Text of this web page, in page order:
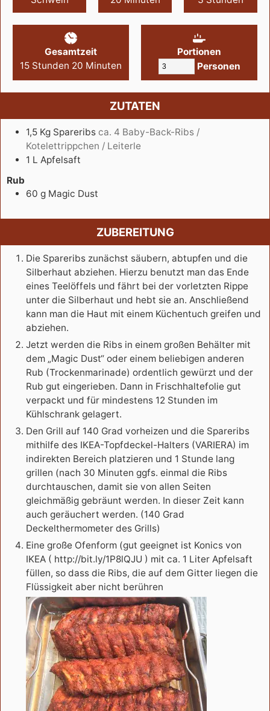
Gesamtzeit
15 Stunden 20 Minuten
Portionen
Personen
ZUTATEN
1,5 Kg Spareribs ca. 4 Baby-Back-Ribs /
Kotelettrippchen / Leiterle
1 L Apfelsaft
Rub
60 g Magic Dust
ZUBEREITUNG
Die Spareribs zunächst säubern, abtupfen und die
Silberhaut abziehen. Hierzu benutzt man das Ende
eines Teelöffels und fährt bei der vorletzten Rippe
unter die Silberhaut und hebt sie an. Anschließend
kann man die Haut mit einem Küchentuch greifen und
abziehen.
Jetzt werden die Ribs in einem großen Behälter mit
dem „Magic Dust“ oder einem beliebigen anderen
Rub (Trockenmarinade) ordentlich gewürzt und der
Rub gut eingerieben. Dann in Frischhaltefolie gut
verpackt und für mindestens 12 Stunden im
Kühlschrank gelagert.
Den Grill auf 140 Grad vorheizen und die Spareribs
mithilfe des IKEA-Topfdeckel-Halters (VARIERA) im
indirekten Bereich platzieren und 1 Stunde lang
grillen (nach 30 Minuten ggfs. einmal die Ribs
durchtauschen, damit sie von allen Seiten
gleichmäßig gebräunt werden. In dieser Zeit kann
auch geräuchert werden. (140 Grad
Deckelthermometer des Grills)
Eine große Ofenform (gut geeignet ist Konics von
IKEA ( http://bit.ly/1P8lQJU ) mit ca. 1 Liter Apfelsaft
füllen, so dass die Ribs, die auf dem Gitter liegen die
Flüssigkeit aber nicht berühren